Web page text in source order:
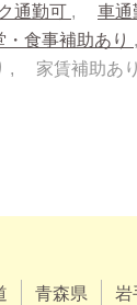
通勤可
車通
・食事補助あり
家賃補助あり
青森県 岩